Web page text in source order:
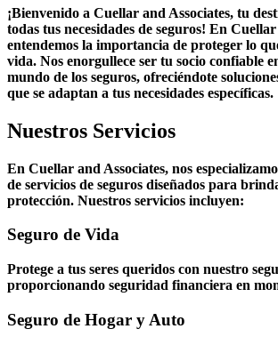
Copy
Link
¡Bienvenido a Cuellar and Associates, tu
todas tus necesidades de seguros! En
entendemos la importancia de proteger lo
vida. Nos enorgullece ser tu socio confiable
mundo de los seguros, ofreciéndote
que se adaptan a tus necesidades específicas.
Nuestros Servicios
En Cuellar and Associates, nos
de servicios de seguros diseñados para
protección. Nuestros servicios incluyen:
Seguro de Vida
Protege a tus seres queridos con nuestro
proporcionando seguridad financiera en
Seguro de Hogar y Auto